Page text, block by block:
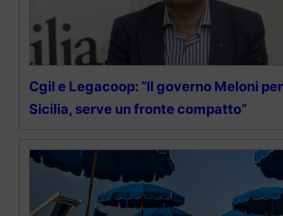
Cgil e Legacoop: “Il governo Meloni
Sicilia, serve un fronte compatto”